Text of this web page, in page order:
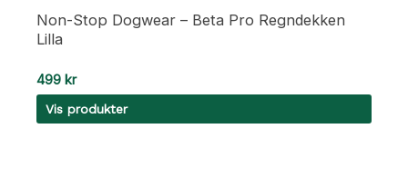
Non-Stop Dogwear – Beta Pro Regndekken
Lilla
499 kr
Vis produkter